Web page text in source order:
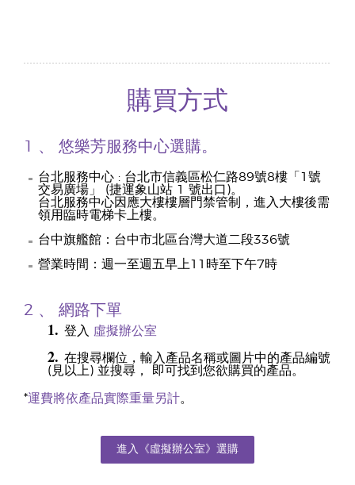
購買方式
1 、 悠樂芳服務中心選購。
台北服務中心 : 台北市信義區松仁路89號8樓「1號
交易廣場」 (捷運象山站 1 號出口)。
台北服務中心因應大樓樓層門禁管制，進入大樓後需
領用臨時電梯卡上樓。
台中旗艦館：台中市北區台灣大道二段336號
營業時間：週一至週五早上11時至下午7時
2 、 網路下單
1. 登入 虛擬辦公室
2. 在搜尋欄位，輸入產品名稱或圖片中的產品編號
(見以上) 並搜尋， 即可找到您欲購買的產品。
*運費將依產品實際重量另計。
進入《虛擬辦公室》選購